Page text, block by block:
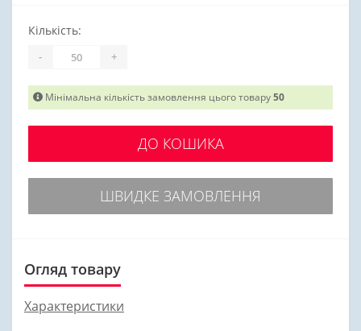
Кількість:
- +
Мінімальна кількість замовлення цього товару50
ДО КОШИКА
ШВИДКЕ ЗАМОВЛЕННЯ
Огляд товару
Характеристики